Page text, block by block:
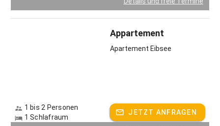
Ihre Kinder genießen Ihre Ferien beim Reiten, Streicheln der
Hasen, Katzen und Schafe oder auf dem
Abenteuerspielplatz. Kinderfahrzeuge, Riesentrampolin,
Tischtennis, Tischfußball, Lagerfeuerstelle...da gibt es viel
kommen. Eine herzhafte Brotzeit in uriger Atmosphäre ist
purer Genuß für die Seele.
Appartement
Apartement Eibsee
1 bis 2 Personen
1 Schlafraum
JETZT ANFRAGEN